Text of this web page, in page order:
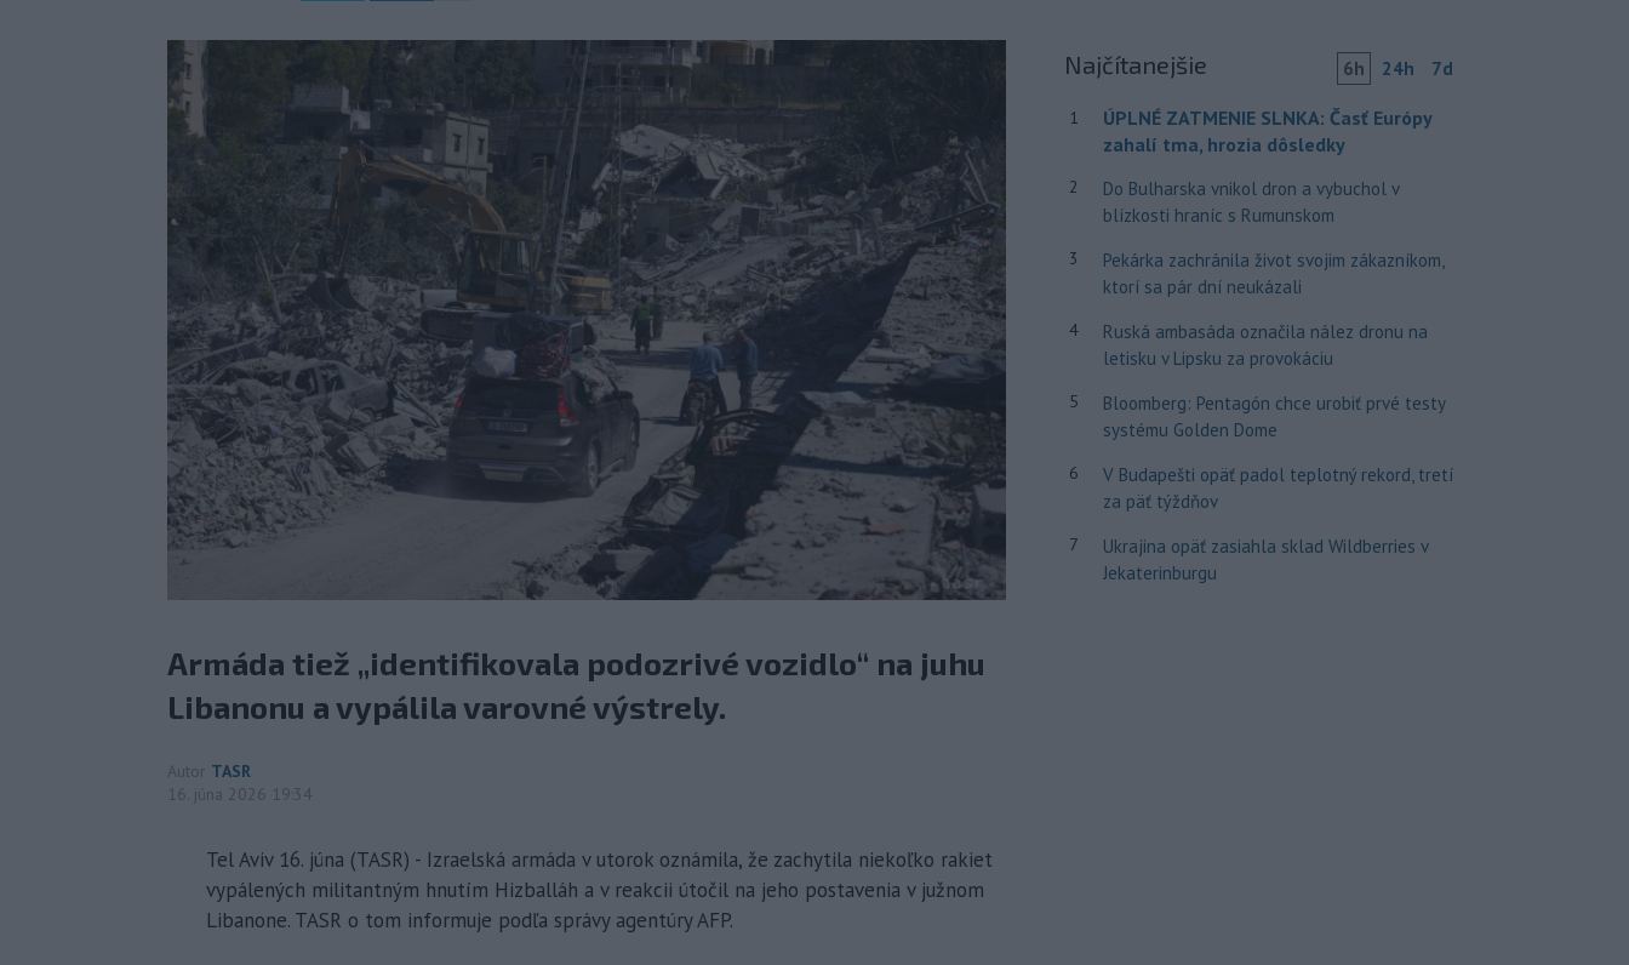
Armáda tiež „identifikovala podozrivé vozidlo“ na juhu
Libanonu a vypálila varovné výstrely.
Autor TASR
16. júna 2026 19:34
Tel Aviv 16. júna (TASR) - Izraelská armáda v utorok oznámila, že zachytila niekoľko rakiet
vypálených militantným hnutím Hizballáh a v reakcii útočil na jeho postavenia v južnom
Libanone. TASR o tom informuje podľa správy agentúry AFP.
Najčítanejšie 6h 24h 7d
1
ÚPLNÉ ZATMENIE SLNKA: Časť Európy
zahalí tma, hrozia dôsledky
2
Do Bulharska vnikol dron a vybuchol v
blízkosti hraníc s Rumunskom
3
Pekárka zachránila život svojim zákazníkom,
ktorí sa pár dní neukázali
4
Ruská ambasáda označila nález dronu na
letisku v Lipsku za provokáciu
5
Bloomberg: Pentagón chce urobiť prvé testy
systému Golden Dome
6
V Budapešti opäť padol teplotný rekord, tretí
za päť týždňov
7
Ukrajina opäť zasiahla sklad Wildberries v
Jekaterinburgu